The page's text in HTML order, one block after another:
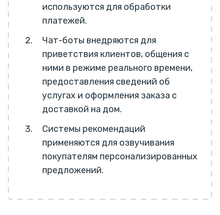
используются для обработки
платежей.
Чат-боты внедряются для
приветствия клиентов, общения с
ними в режиме реального времени,
предоставления сведений об
услугах и оформления заказа с
доставкой на дом.
Системы рекомендаций
применяются для озвучивания
покупателям персонализированных
предложений.